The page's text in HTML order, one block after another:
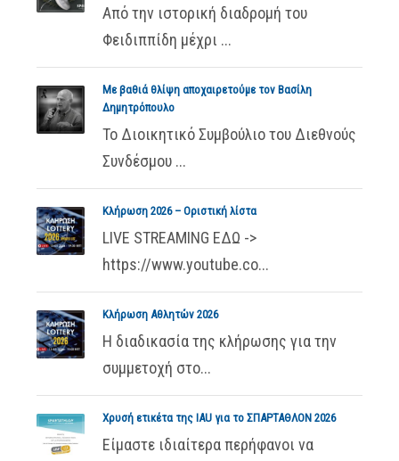
Από την ιστορική διαδρομή του
Φειδιππίδη μέχρι ...
Με βαθιά θλίψη αποχαιρετούμε τον Βασίλη
Δημητρόπουλο
Το Διοικητικό Συμβούλιο του Διεθνούς
Συνδέσμου ...
Κλήρωση 2026 – Οριστική λίστα
LIVE STREAMING ΕΔΩ ->
https://www.youtube.co...
Κλήρωση Αθλητών 2026
Η διαδικασία της κλήρωσης για την
συμμετοχή στο...
Χρυσή ετικέτα της IAU για το ΣΠΑΡΤΑΘΛΟΝ 2026
Είμαστε ιδιαίτερα περήφανοι να